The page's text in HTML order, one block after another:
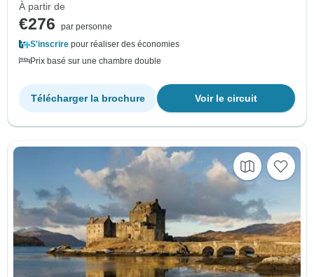
À partir de
€276
par personne
S'inscrire pour réaliser des économies
Prix basé sur une chambre double
Voir le circuit
Télécharger la brochure